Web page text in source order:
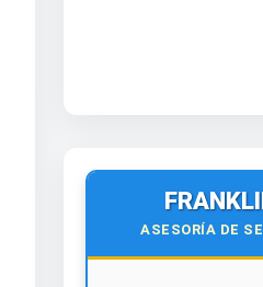
ASESORÍA DE